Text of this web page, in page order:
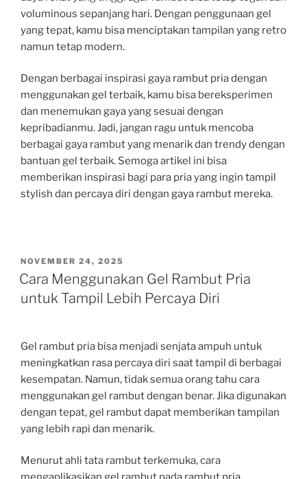
voluminous sepanjang hari. Dengan penggunaan gel
yang tepat, kamu bisa menciptakan tampilan yang retro
namun tetap modern.
Dengan berbagai inspirasi gaya rambut pria dengan
menggunakan gel terbaik, kamu bisa bereksperimen
dan menemukan gaya yang sesuai dengan
kepribadianmu. Jadi, jangan ragu untuk mencoba
berbagai gaya rambut yang menarik dan trendy dengan
bantuan gel terbaik. Semoga artikel ini bisa
memberikan inspirasi bagi para pria yang ingin tampil
stylish dan percaya diri dengan gaya rambut mereka.
POSTED
ON
NOVEMBER 24, 2025
Cara Menggunakan Gel Rambut Pria
untuk Tampil Lebih Percaya Diri
Gel rambut pria bisa menjadi senjata ampuh untuk
meningkatkan rasa percaya diri saat tampil di berbagai
kesempatan. Namun, tidak semua orang tahu cara
menggunakan gel rambut dengan benar. Jika digunakan
dengan tepat, gel rambut dapat memberikan tampilan
yang lebih rapi dan menarik.
Menurut ahli tata rambut terkemuka, cara